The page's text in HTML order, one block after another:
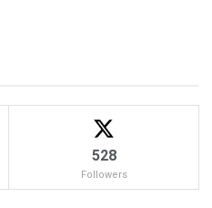
528
Followers